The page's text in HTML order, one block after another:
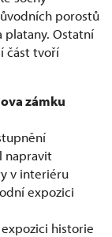
porostů
platany. Ostatní
část tvoří
zámku
napravit
v interiéru
expozici
historie